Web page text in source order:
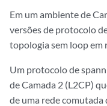
Em um ambiente de
versões de protocolo
topologia sem loop em
Um protocolo de
de Camada 2 (L2CP)
de uma rede